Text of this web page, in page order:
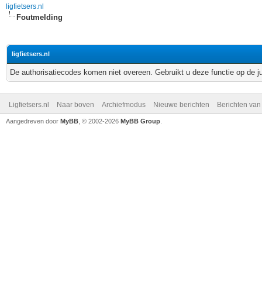
ligfietsers.nl
Foutmelding
ligfietsers.nl
De authorisatiecodes komen niet overeen. Gebruikt u deze functie op de
Ligfietsers.nl Naar boven Archiefmodus Nieuwe berichten Berichten
Aangedreven door MyBB , © 2002-2026 MyBB Group